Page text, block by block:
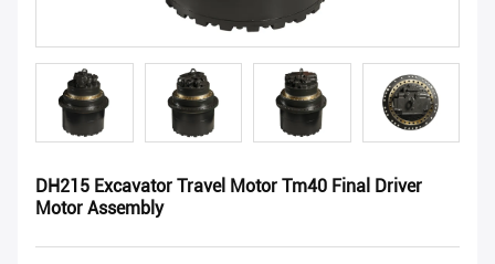
DH215 Excavator Travel Motor Tm40 Final Driver
Motor Assembly